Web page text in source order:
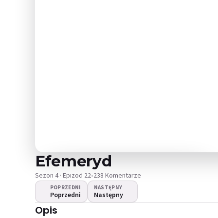
Nie można odtworzyć
Efemeryd
Sezon 4 · Epizod 22•238 Komentarze
POPRZEDNI
Poprzedni
NASTĘPNY
Następny
Opis